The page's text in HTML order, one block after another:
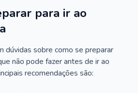
para ir ao
dúvidas sobre como se preparar
não pode fazer antes de ir ao
recomendações são: